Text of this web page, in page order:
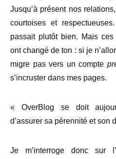
Jusqu’à présent nos
courtoises et
passait plutôt bien. Mais
ont changé de ton : si je
migre pas vers un compte
s’incruster dans mes pages.
« OverBlog se doit
d’assurer sa pérennité et
Je m’interroge donc sur